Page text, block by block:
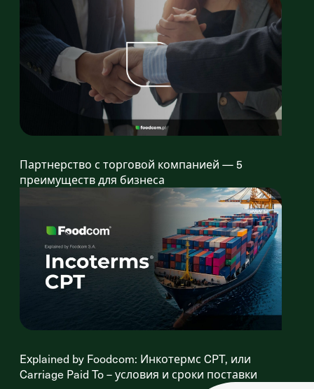
Партнерство с торговой компанией — 5
преимуществ для бизнеса
Explained by Foodcom: Инкотермс CPT, или
Carriage Paid To – условия и сроки поставки